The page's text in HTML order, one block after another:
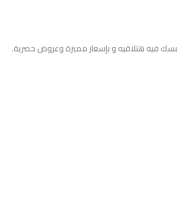
فيه هتلاقيه و بإسعار مميزة وعروض حصرية.